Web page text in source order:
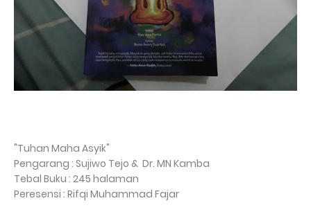
"Tuhan Maha Asyik"
Pengarang : Sujiwo Tejo & Dr. MN Kamba
Tebal Buku : 245 halaman
Peresensi : Rifqi Muhammad Fajar